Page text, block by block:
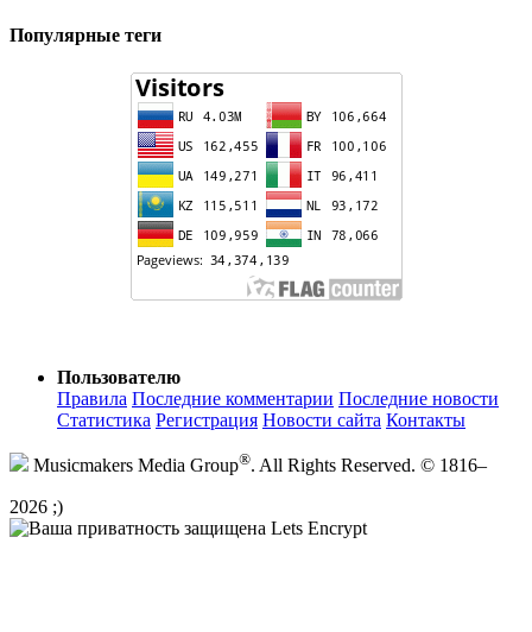
Популярные теги
Пользователю
Правила Последние комментарии Последние новости
Статистика Регистрация Новости сайта Контакты
Musicmakers Media Group®. All Rights Reserved. © 1816–
2026 ;)